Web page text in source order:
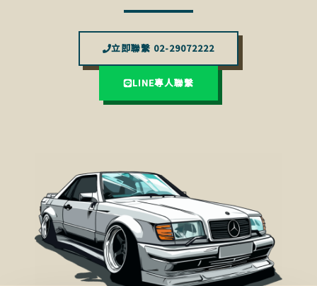
立即聯繫 02-29072222
LINE專人聯繫